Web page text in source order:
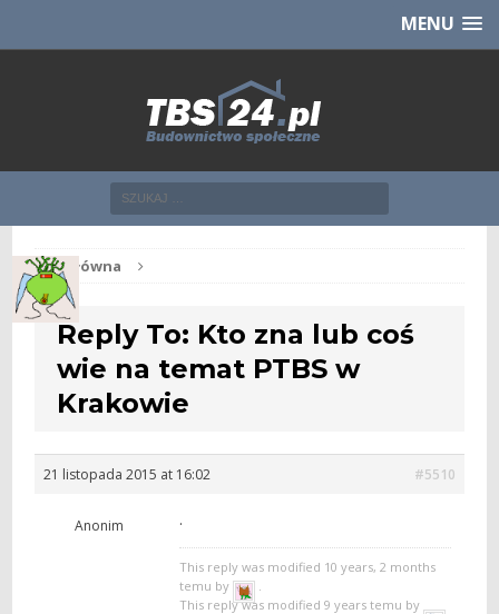
CHCĘ [klik]MENU
Str. główna
Reply To: Kto zna lub coś
wie na temat PTBS w
Krakowie
21 listopada 2015 at 16:02 #5510
Anonim .
This reply was modified 10 years, 2 months
temu by
.
This reply was modified 9 years temu by